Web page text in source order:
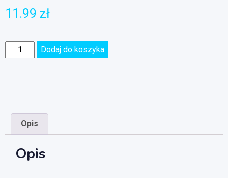
11.99 zł
Dodaj do koszyka
Opis
Opis